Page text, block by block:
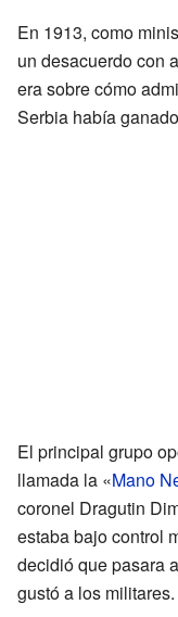
En 1913, como
un desacuerdo con
era sobre cómo
Serbia había
El principal grupo
llamada la «Mano
coronel Dragutin
estaba bajo control
decidió que pasara
gustó a los militares.